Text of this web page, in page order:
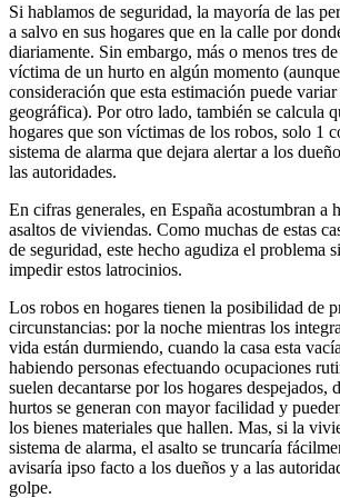
Si hablamos de seguridad, la mayoría de las
a salvo en sus hogares que en la calle por
diariamente. Sin embargo, más o menos tres
víctima de un hurto en algún momento
consideración que esta estimación puede
geográfica). Por otro lado, también se calcula
hogares que son víctimas de los robos, solo 1
sistema de alarma que dejara alertar a los
las autoridades.
En cifras generales, en España acostumbran a
asaltos de viviendas. Como muchas de estas
de seguridad, este hecho agudiza el problema
impedir estos latrocinios.
Los robos en hogares tienen la posibilidad de
circunstancias: por la noche mientras los
vida están durmiendo, cuando la casa esta
habiendo personas efectuando ocupaciones
suelen decantarse por los hogares despejados,
hurtos se generan con mayor facilidad y
los bienes materiales que hallen. Mas, si la
sistema de alarma, el asalto se truncaría
avisaría ipso facto a los dueños y a las
golpe.